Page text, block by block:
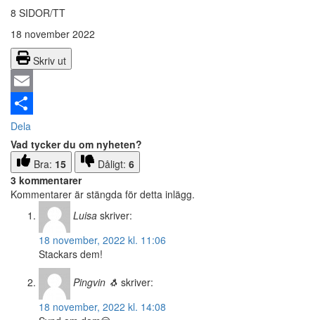
8 SIDOR/TT
18 november 2022
Skriv ut
Email
Dela
Vad tycker du om nyheten?
Bra: 15 Dåligt: 6
3 kommentarer
Kommentarer är stängda för detta inlägg.
Luisa skriver:
18 november, 2022 kl. 11:06
Stackars dem!
Pingvin 🐧 skriver:
18 november, 2022 kl. 14:08